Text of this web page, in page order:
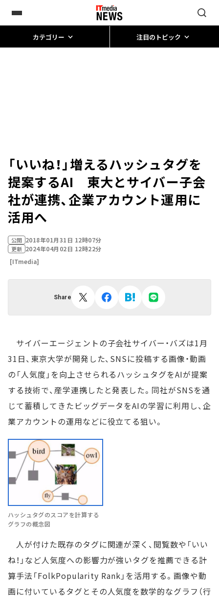
カテゴリー 注目のトピック
「いいね！」増えるハッシュタグを
提案するAI 東大とサイバー子会
社が連携、企業アカウント運用に
活用へ
公開 2018年01月31日 12時07分
更新 2024年04月02日 12時22分
[ITmedia]
Share
サイバーエージェントの子会社サイバー・バズは1月
31日、東京大学が開発した、SNSに投稿する画像・動画
の「人気度」を向上させられるハッシュタグをAIが提案
する技術で、産学連携したと発表した。同社がSNSを通
じて蓄積してきたビッグデータをAIの学習に利用し、企
業アカウントの運用などに役立てる狙い。
ハッシュタグのスコアを計算する
グラフの概念図
人が付けた既存のタグに関連が深く、閲覧数や「いい
ね！」など人気度への影響力が強いタグを推薦できる計
算手法「FolkPopularity Rank」を活用する。画像や動
画に付いているタグとその人気度を数学的なグラフ（行